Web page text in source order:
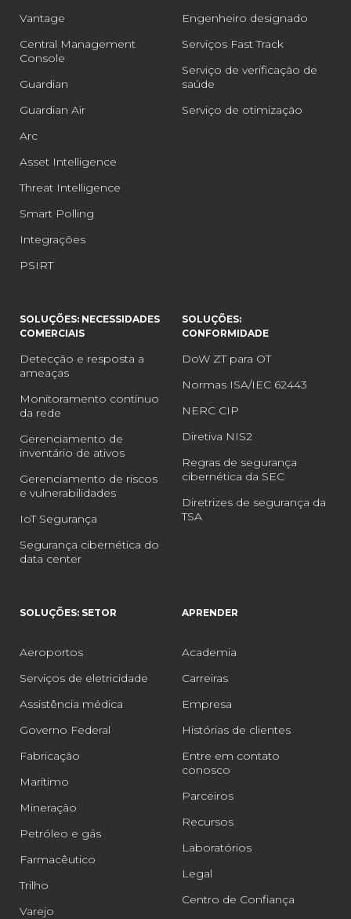
Vantage
Central Management
Console
Guardian
Guardian Air
Arc
Asset Intelligence
Threat Intelligence
Smart Polling
Integrações
PSIRT
Engenheiro designado
Serviços Fast Track
Serviço de verificação de
saúde
Serviço de otimização
SOLUÇÕES: NECESSIDADES
COMERCIAIS
Detecção e resposta a
ameaças
Monitoramento contínuo
da rede
Gerenciamento de
inventário de ativos
Gerenciamento de riscos
e vulnerabilidades
IoT Segurança
Segurança cibernética do
data center
SOLUÇÕES:
CONFORMIDADE
DoW ZT para OT
Normas ISA/IEC 62443
NERC CIP
Diretiva NIS2
Regras de segurança
cibernética da SEC
Diretrizes de segurança da
TSA
SOLUÇÕES: SETOR
Aeroportos
Serviços de eletricidade
Assistência médica
Governo Federal
Fabricação
Marítimo
Mineração
Petróleo e gás
Farmacêutico
Trilho
Varejo
APRENDER
Academia
Carreiras
Empresa
Histórias de clientes
Entre em contato
conosco
Parceiros
Recursos
Laboratórios
Legal
Centro de Confiança